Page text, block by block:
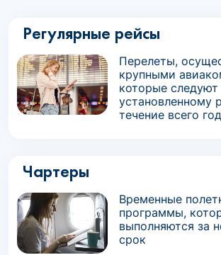
Регулярные рейсы
Перелеты,
крупными
которые следуют
установленному
течение всего
Чартеры
Временные
программы,
выполняются за
срок